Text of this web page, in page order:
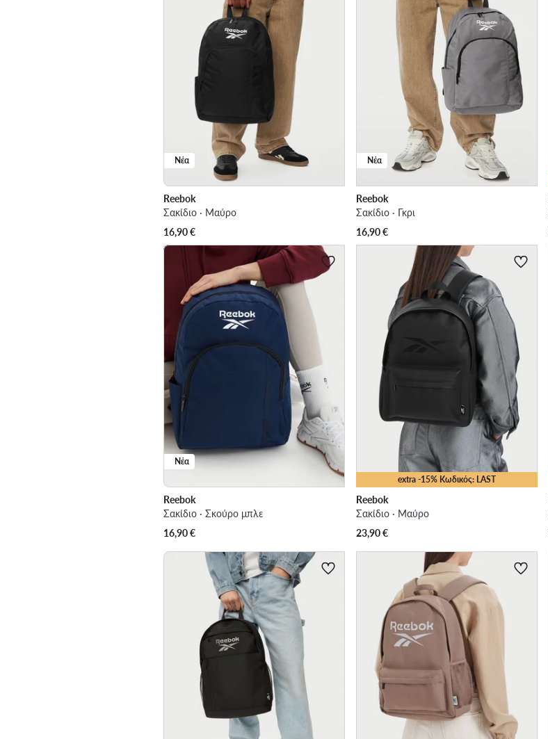
Νέα
Reebok
Σακίδιο · Μαύρο
16,90€
Νέα
Reebok
Σακίδιο · Γκρι
16,90€
Νέα
Reebok
Σακίδιο · Σκούρο μπλε
16,90€
extra -15% Κωδικός: LAST
Reebok
Σακίδιο · Μαύρο
23,90€